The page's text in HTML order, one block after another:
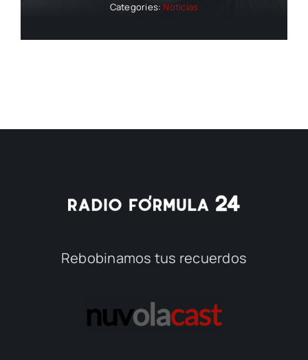
Categories: Noticias
Rebobinamos tus recuerdos